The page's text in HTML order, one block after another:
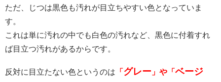
ただ、じつは黒色も汚れが目立ちやすい色となっていま
す。
これは単に汚れの中でも白色の汚れなど、黒色に付着すれ
ば目立つ汚れがあるからです。
反対に目立たない色というのは 「 グレー 」や「 ベージ